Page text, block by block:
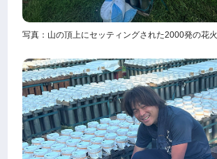
写真：山の頂上にセッティングされた2000発の花火